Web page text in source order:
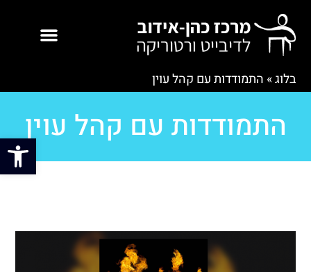
פתח
בלוג» התמודדות עם קהל עוין
התמודדות עם קהל עוין